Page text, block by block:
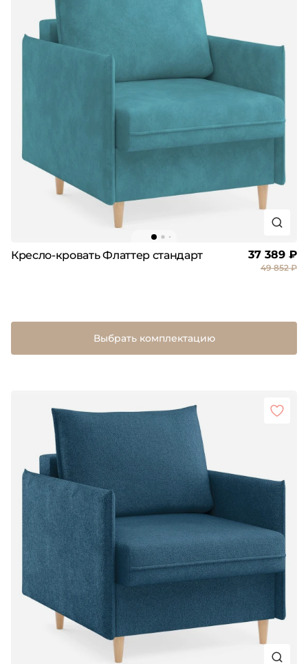
Кресло-кровать Флаттер стандарт 37 389 ₽
49 852 ₽
Выбрать комплектацию